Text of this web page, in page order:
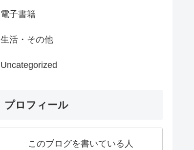
電子書籍
生活・その他
Uncategorized
プロフィール
このブログを書いている人